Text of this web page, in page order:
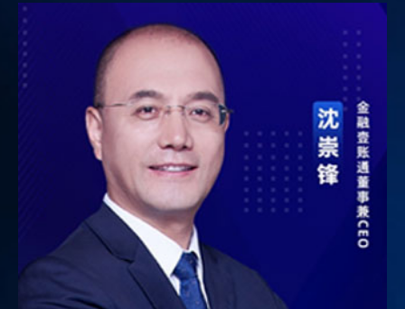
曹志鹏 金融壹账通首席架构师顾问
14:25 - 14:30
GAMMACORE数字化银行核心系统签约仪式
14:30 - 14:45
《金融云--银行数字化转型新基石》主题演讲
高峰 中国银行业协会首席信息官
14:45 - 15:00
《差异化金融云助力银行数智化转型》主题演讲